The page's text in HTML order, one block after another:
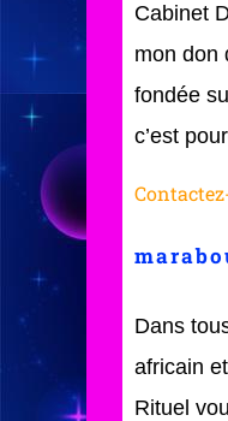
Cabinet
mon don
fondée
c’est
Dans
africain
Rituel